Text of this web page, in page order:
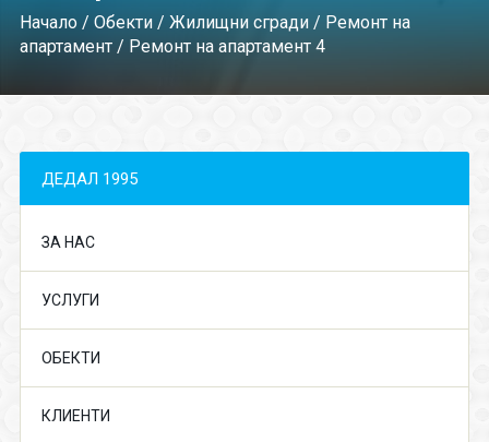
Начало/ Обекти/ Жилищни сгради/ Ремонт на
апартамент/ Ремонт на апартамент 4
ДЕДАЛ 1995
ЗА НАС
УСЛУГИ
ОБЕКТИ
КЛИЕНТИ